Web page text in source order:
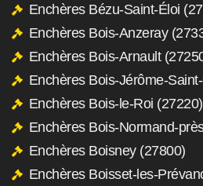
Enchères Bézu-Saint-Éloi
Enchères Bois-Anzeray
Enchères Bois-Arnault
Enchères Bois-Jérôme-
Enchères Bois-le-Roi (27220)
Enchères Bois-Normand-
Enchères Boisney (27800)
Enchères Boisset-les-